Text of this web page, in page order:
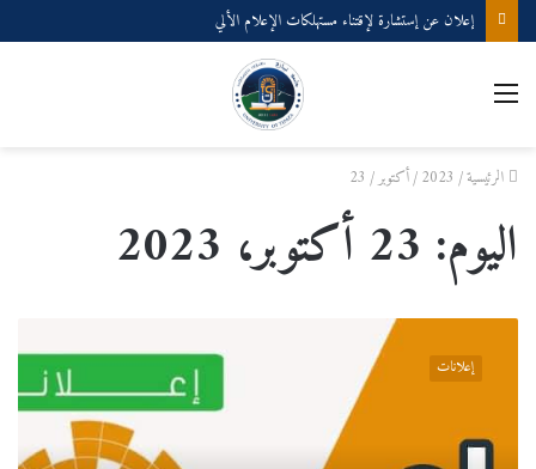
إعلان عن إستشارة لإقتناء مستهلكات الإعلام الألي
القائمة
الرئيسية/
2023
/أكتوبر/
23
اليوم: 23 أكتوبر، 2023
جدول
للموظفين
إعلانات